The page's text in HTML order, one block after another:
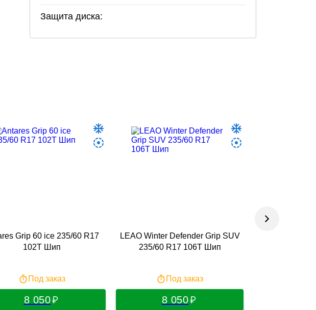
Защита диска:
Grip 60 ice 235/60 R17
102T Шип
Под заказ
8 050
LEAO Winter Defender Grip SUV
235/60 R17 106T Шип
Под заказ
8 050